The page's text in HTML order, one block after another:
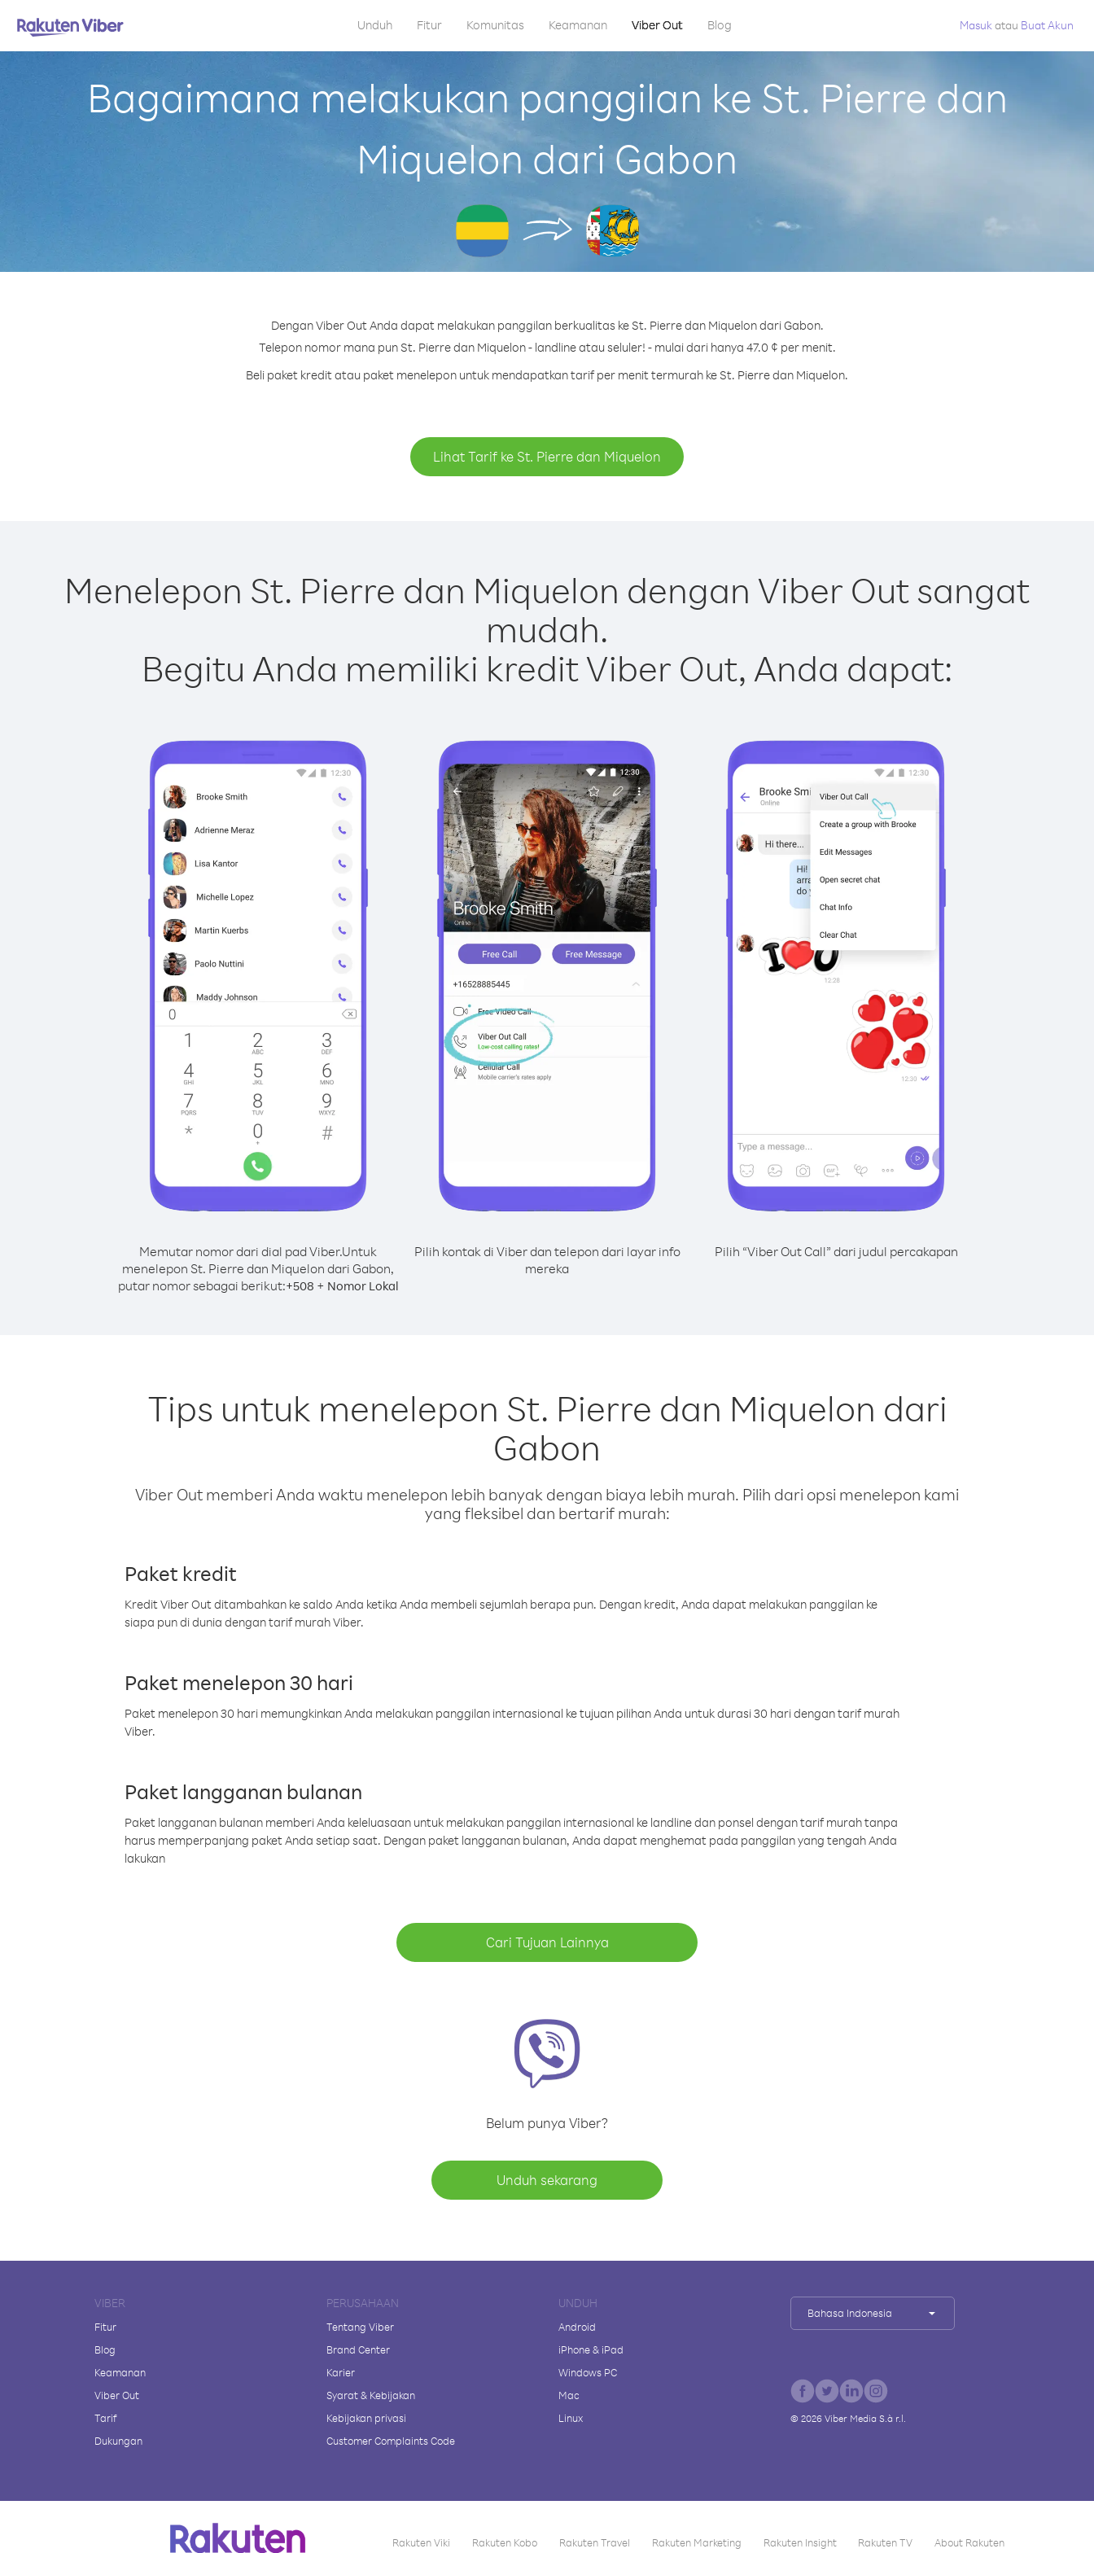
Unduh Fitur Komunitas Keamanan Viber Out Blog Masuk atau Buat Akun
Bagaimana melakukan panggilan ke St. Pierre dan
Miquelon dari Gabon
Dengan Viber Out Anda dapat melakukan panggilan berkualitas ke St. Pierre dan Miquelon dari Gabon.
Telepon nomor mana pun St. Pierre dan Miquelon - landline atau seluler! - mulai dari hanya 47.0 ¢ per menit.
Beli paket kredit atau paket menelepon untuk mendapatkan tarif per menit termurah ke St. Pierre dan Miquelon.
Lihat Tarif ke St. Pierre dan Miquelon
Menelepon St. Pierre dan Miquelon dengan Viber Out sangat
mudah.
Begitu Anda memiliki kredit Viber Out, Anda dapat:
Memutar nomor dari dial pad Viber.Untuk
menelepon St. Pierre dan Miquelon dari Gabon,
putar nomor sebagai berikut:+508 + Nomor Lokal
Pilih kontak di Viber dan telepon dari layar info
mereka
Pilih “Viber Out Call” dari judul percakapan
Tips untuk menelepon St. Pierre dan Miquelon dari
Gabon
Viber Out memberi Anda waktu menelepon lebih banyak dengan biaya lebih murah. Pilih dari opsi menelepon kami
yang fleksibel dan bertarif murah:
Paket kredit
Kredit Viber Out ditambahkan ke saldo Anda ketika Anda membeli sejumlah berapa pun. Dengan kredit, Anda dapat melakukan panggilan ke
siapa pun di dunia dengan tarif murah Viber.
Paket menelepon 30 hari
Paket menelepon 30 hari memungkinkan Anda melakukan panggilan internasional ke tujuan pilihan Anda untuk durasi 30 hari dengan tarif murah
Viber.
Paket langganan bulanan
Paket langganan bulanan memberi Anda keleluasaan untuk melakukan panggilan internasional ke landline dan ponsel dengan tarif murah tanpa
harus memperpanjang paket Anda setiap saat. Dengan paket langganan bulanan, Anda dapat menghemat pada panggilan yang tengah Anda
lakukan
Cari Tujuan Lainnya
Belum punya Viber?
Unduh sekarang
VIBER
Fitur
Blog
Keamanan
Viber Out
Tarif
Dukungan
PERUSAHAAN
Tentang Viber
Brand Center
Karier
Syarat & Kebijakan
Kebijakan privasi
Customer Complaints Code
UNDUH
Android
iPhone & iPad
Windows PC
Mac
Linux
Bahasa Indonesia
© 2026 Viber Media S.à r.l.
Rakuten Viki Rakuten Kobo Rakuten Travel Rakuten Marketing Rakuten Insight Rakuten TV About Rakuten